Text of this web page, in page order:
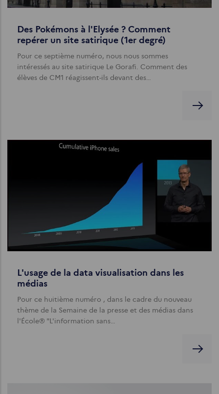
Des Pokémons à l'Elysée ? Comment
repérer un site satirique (1er degré)
Pour ce septième numéro, nous nous sommes
intéressés au site satirique Le Gorafi. Comment des
élèves de CM1 réagissent-ils devant des…
L'usage de la data visualisation dans les
médias
Pour ce huitième numéro , dans le cadre du nouveau
thème de la Semaine de la presse et des médias dans
l'École® "L'information sans…